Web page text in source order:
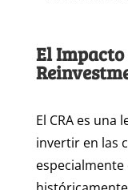
El
El CRA es una
invertir en las